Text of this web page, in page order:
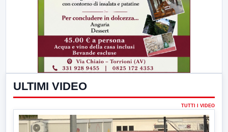
ULTIMI VIDEO
TUTTI I VIDEO